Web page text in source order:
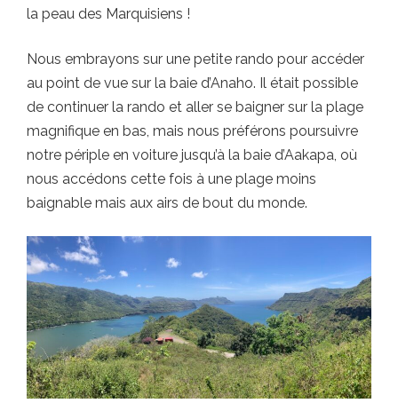
la peau des Marquisiens !
Nous embrayons sur une petite rando pour accéder
au point de vue sur la baie d’Anaho. Il était possible
de continuer la rando et aller se baigner sur la plage
magnifique en bas, mais nous préférons poursuivre
notre périple en voiture jusqu’à la baie d’Aakapa, où
nous accédons cette fois à une plage moins
baignable mais aux airs de bout du monde.